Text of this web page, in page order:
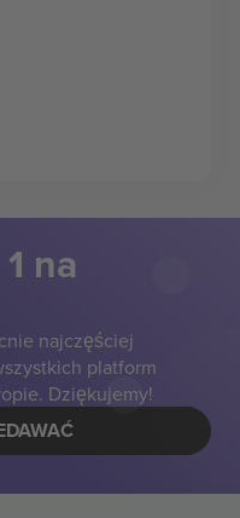
na
najczęściej
platform
Dziękujemy!